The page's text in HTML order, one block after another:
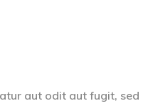
aut odit aut fugit, sed